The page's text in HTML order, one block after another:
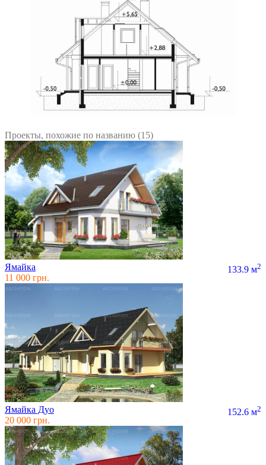
Проекты, похожие по названию (15)
Ямайка 133.9 м2
11 000 грн.
Ямайка Дуо 152.6 м2
20 000 грн.